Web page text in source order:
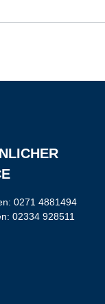
0271 4881494
02334 928511